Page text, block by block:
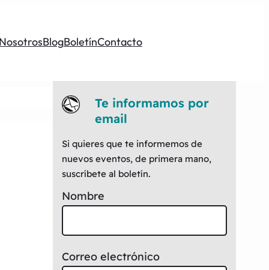
NosotrosBlogBoletínContacto
Te informamos por
email
Si quieres que te informemos de
nuevos eventos, de primera mano,
suscríbete al boletín.
Nombre
Correo electrónico